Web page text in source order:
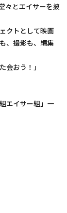
々とエイサーを披
クトとして映画
、撮影も、編集
会おう！」
エイサー組」一